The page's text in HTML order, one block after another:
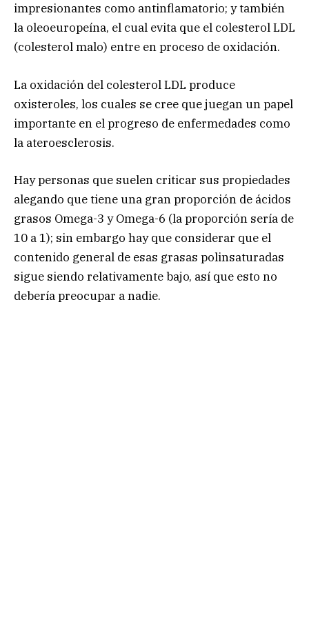
impresionantes como antinflamatorio; y también
la oleoeuropeína, el cual evita que el colesterol LDL
(colesterol malo) entre en proceso de oxidación.
La oxidación del colesterol LDL produce
oxisteroles, los cuales se cree que juegan un papel
importante en el progreso de enfermedades como
la ateroesclerosis.
Hay personas que suelen criticar sus propiedades
alegando que tiene una gran proporción de ácidos
grasos Omega-3 y Omega-6 (la proporción sería de
10 a 1); sin embargo hay que considerar que el
contenido general de esas grasas polinsaturadas
sigue siendo relativamente bajo, así que esto no
debería preocupar a nadie.